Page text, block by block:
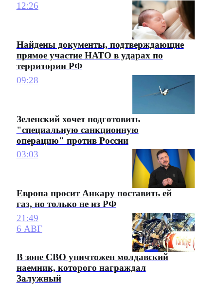
12:26
Найдены документы, подтверждающие
прямое участие НАТО в ударах по
территории РФ
09:28
Зеленский хочет подготовить
"специальную санкционную
операцию" против России
03:03
Европа просит Анкару поставить ей
газ, но только не из РФ
21:49
6 АВГ
В зоне СВО уничтожен молдавский
наемник, которого награждал
Залужный